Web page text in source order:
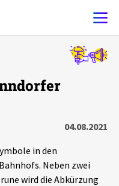
04.08.2021
in den
Neben zwei
wird die Abkürzung